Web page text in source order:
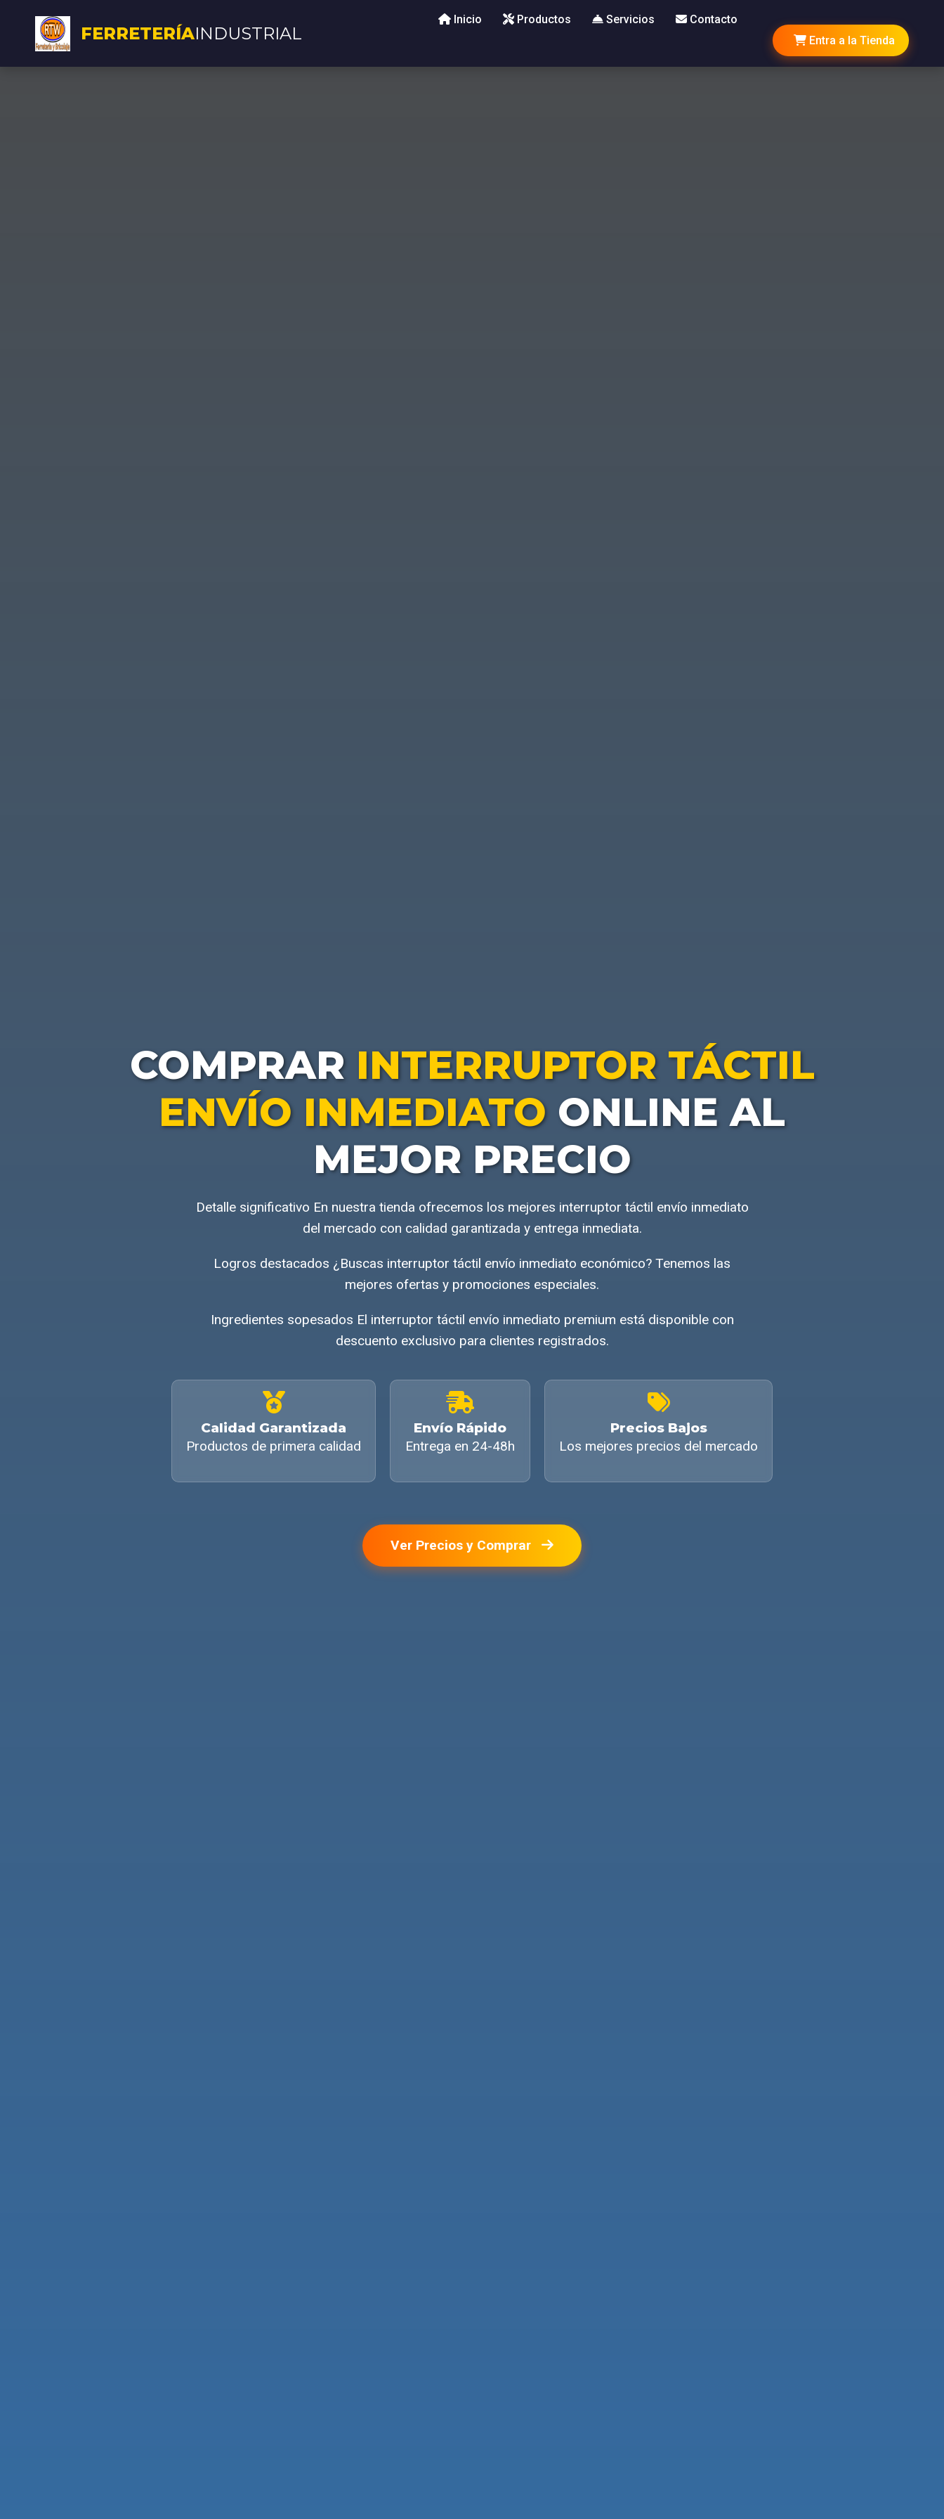
FERRETERÍAINDUSTRIAL
Inicio Productos Servicios
Contacto
Entra a la Tienda
COMPRAR INTERRUPTOR TÁCTIL
ENVÍO INMEDIATO ONLINE AL
MEJOR PRECIO
Detalle significativo En nuestra tienda ofrecemos los mejores interruptor táctil envío inmediato
del mercado con calidad garantizada y entrega inmediata.
Logros destacados ¿Buscas interruptor táctil envío inmediato económico? Tenemos las
mejores ofertas y promociones especiales.
Ingredientes sopesados El interruptor táctil envío inmediato premium está disponible con
descuento exclusivo para clientes registrados.
Calidad Garantizada
Productos de primera calidad
Envío Rápido
Entrega en 24-48h
Precios Bajos
Los mejores precios del mercado
Ver Precios y Comprar